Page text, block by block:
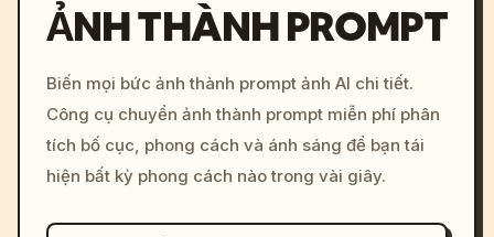
c, cyberpunk sunset, neon
colors, 8k --v 6.0
ẢNH THÀNH PROMPT
Biến mọi bức ảnh thành prompt ảnh AI chi tiết.
Công cụ chuyển ảnh thành prompt miễn phí phân
tích bố cục, phong cách và ánh sáng để bạn tái
hiện bất kỳ phong cách nào trong vài giây.